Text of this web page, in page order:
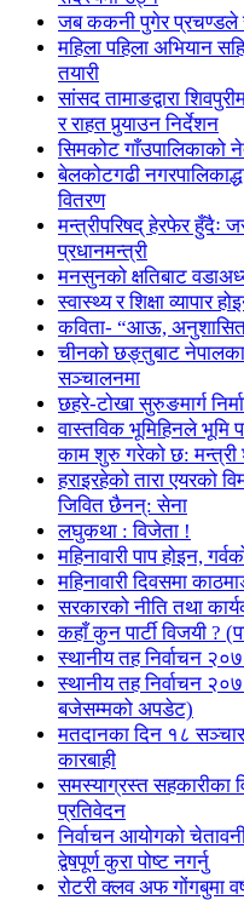
जब ककनी पुगेर प्रचण्डले
महिला पहिला अभियान
तयारी
सांसद तामाङद्वारा
र राहत पुर्‍याउन निर्देशन
सिमकोट गाँउपालिकाको
बेलकोटगढी
वितरण
मन्त्रीपरिषद् हेरफेर हुँदैः
प्रधानमन्त्री
मनसुनको क्षतिबाट
स्वास्थ्य र शिक्षा व्यापार
कविता- “आऊ, अनुशासित
चीनको छङ्तुबाट नेपालका
सञ्चालनमा
छहरे-टोखा सुरुङमार्ग
वास्तविक भूमिहिनले भूमि
काम शुरु गरेको छ: मन्त्री
हराइरहेको तारा एयरको
जिवित छैनन्: सेना
लघुकथा : विजेता !
महिनावारी पाप होइन,
महिनावारी दिवसमा
सरकारको नीति तथा
कहाँ कुन पार्टी विजयी ?
स्थानीय तह निर्वाचन
स्थानीय तह निर्वाचन
बजेसम्मको अपडेट)
मतदानका दिन १८
कारबाही
समस्याग्रस्त सहकारीका
प्रतिवेदन
निर्वाचन आयोगको
द्वेषपूर्ण कुरा पोष्ट नगर्नु
रोटरी क्लव अफ गोंगबुमा